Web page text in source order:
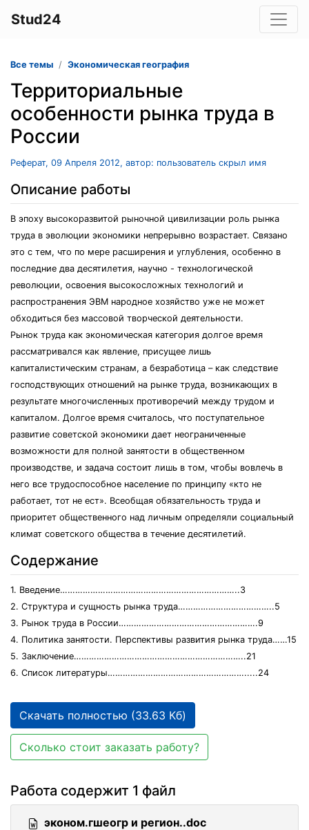
Stud24
Все темы Экономическая география
Территориальные
особенности рынка труда в
России
Реферат, 09 Апреля 2012, автор: пользователь скрыл имя
Описание работы
В эпоху высокоразвитой рыночной цивилизации роль рынка
труда в эволюции экономики непрерывно возрастает. Связано
это с тем, что по мере расширения и углубления, особенно в
последние два десятилетия, научно - технологической
революции, освоения высокосложных технологий и
распространения ЭВМ народное хозяйство уже не может
обходиться без массовой творческой деятельности.
Рынок труда как экономическая категория долгое время
рассматривался как явление, присущее лишь
капиталистическим странам, а безработица – как следствие
господствующих отношений на рынке труда, возникающих в
результате многочисленных противоречий между трудом и
капиталом. Долгое время считалось, что поступательное
развитие советской экономики дает неограниченные
возможности для полной занятости в общественном
производстве, и задача состоит лишь в том, чтобы вовлечь в
него все трудоспособное население по принципу «кто не
работает, тот не ест». Всеобщая обязательность труда и
приоритет общественного над личным определяли социальный
климат советского общества в течение десятилетий.
Содержание
1. Введение……………………………………………………………..3
2. Структура и сущность рынка труда………………………………..5
3. Рынок труда в России……………………………………………….9
4. Политика занятости. Перспективы развития рынка труда……15
5. Заключение…………………………………………………………..21
6. Список литературы……………………………………………….....24
Скачать полностью (33.63 Кб)
Сколько стоит заказать работу?
Работа содержит 1 файл
эконом.гшеогр и регион..doc